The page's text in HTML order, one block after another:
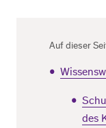
Auf dieser
des